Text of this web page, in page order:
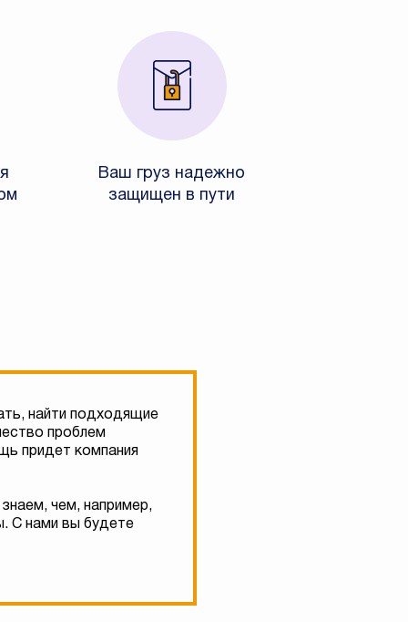
Ваш груз надежно
защищен в пути
найти подходящие
проблем
придет компания
чем, например,
С нами вы будете